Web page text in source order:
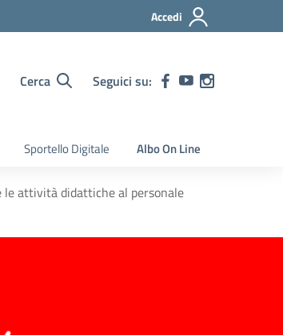
Accedi
Cerca Seguici su:
Sportello Digitale Albo On Line
attività didattiche al personale